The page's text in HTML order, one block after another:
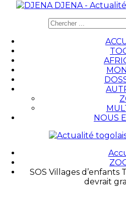
DJENA -
NOUS
SOS Villages
devrait